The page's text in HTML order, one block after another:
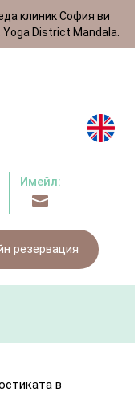
клиник София ви
Yoga District Mandala.
Имейл:

резервация
в